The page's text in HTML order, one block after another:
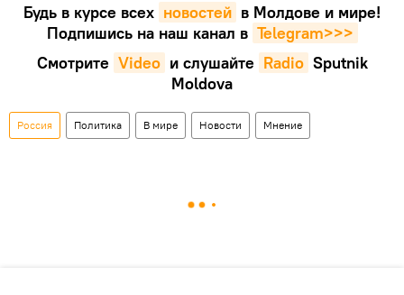
Будь в курсе всех новостей в Молдове и мире!
Подпишись на наш канал в Telegram>>>
Смотрите Video и слушайте Radio Sputnik
Moldova
Россия Политика В мире Новости Мнение